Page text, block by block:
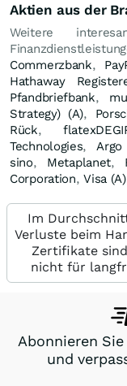
Aktien aus der
Weitere
Commerzbank,
Hathaway
Pfandbriefbank,
Strategy) (A),
Rück,
Technologies,
sino, Metaplanet,
Corporation,Visa (A)
Im
Verluste beim
Zertifikate
nicht für
Abonnieren
und